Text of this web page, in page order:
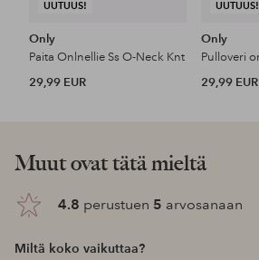
UUTUUS!
Only
Paita Onlnellie Ss O-Neck Knt
29,99 EUR
UUTUUS!
Only
29,99 EUR
Muut ovat tätä mieltä
4.8 perustuen 5 arvosanaan
Miltä koko vaikuttaa?